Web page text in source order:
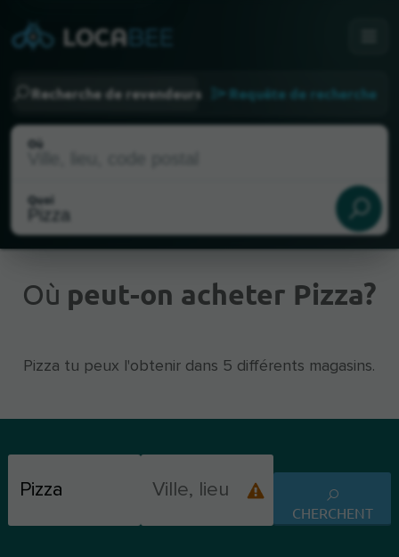
Recherche de revendeurs Requête de recherche
Où
Quoi
Où peut-on acheter Pizza?
Pizza tu peux l'obtenir dans 5 différents magasins.
CHERCHENT